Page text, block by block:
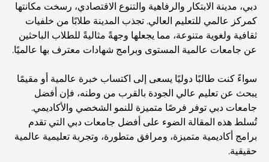
دبي، مدينة الابتكار والرفاهية والتنوع الاقتصادي، رسخت مكانتها
كمركز عالمي للتعليم العالي. تجذب المدينة طلابًا من خلفيات
ثقافية ولغوية متنوعة، مما يجعلها وجهةً مثاليةً للطلاب الباحثين
عن جامعات عالمية المستوى وبرامج شهادات معترف بها عالميًا.
سواءً كنت طالبًا دوليًا يسعى إلى اكتساب خبرة عالمية أو مقيمًا
يبحث عن تعليم عالي الجودة بالقرب من وطنه، فإن أفضل
جامعات دبي توفر فرصًا متميزة للنمو الشخصي والأكاديمي.
تُسلط هذه المقالة الضوء على أفضل جامعات دبي التي تقدم
برامج أكاديمية متميزة، ومرافق متطورة، وتجربة تعليمية عالمية
حقيقية.